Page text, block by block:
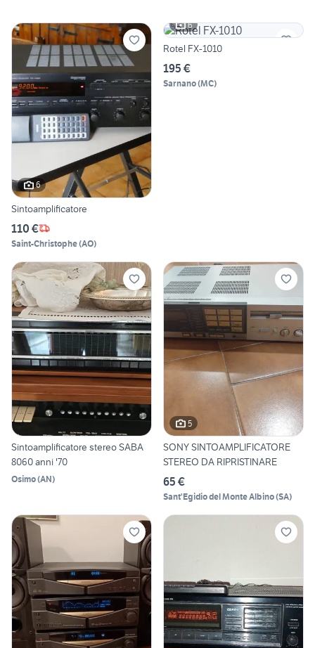
6
Sintoamplificatore
110 €
Saint-Christophe(AO)
6
Rotel FX-1010
195 €
Sarnano(MC)
Sintoamplificatore stereo SABA
8060 anni '70
Osimo(AN)
5
SONY SINTOAMPLIFICATORE
STEREO DA RIPRISTINARE
65 €
Sant'Egidio del Monte Albino(SA)